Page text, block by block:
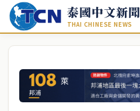
泰國中文新聞
THAI CHINESE NEWS